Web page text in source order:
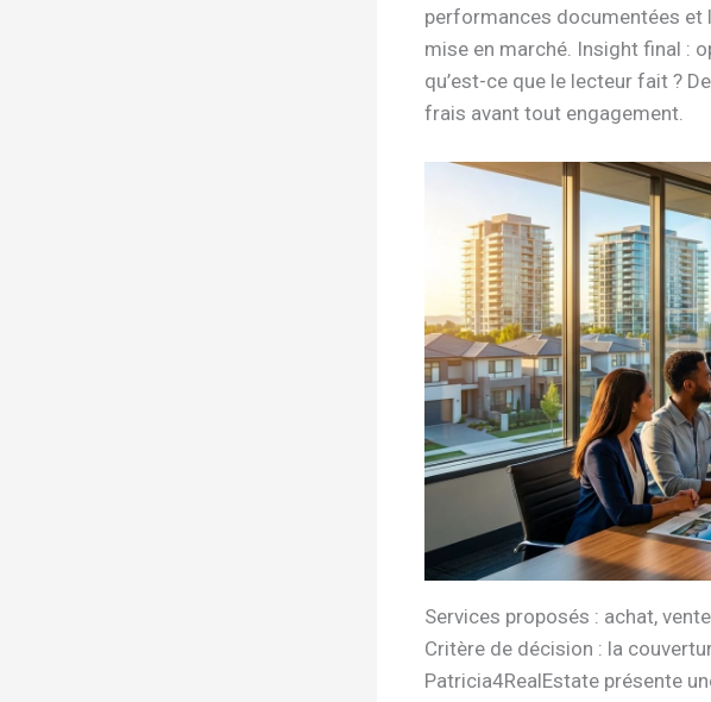
performances documentées et
mise en marché. Insight final :
qu’est-ce que le lecteur fait ?
frais avant tout engagement.
Services proposés : achat,
Critère de décision : la
Patricia4RealEstate présente